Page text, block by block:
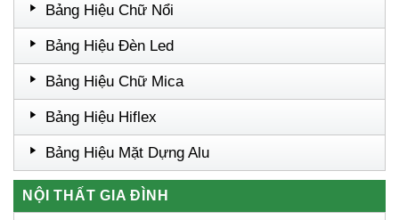
Bảng Hiệu Chữ Nổi
Bảng Hiệu Đèn Led
Bảng Hiệu Chữ Mica
Bảng Hiệu Hiflex
Bảng Hiệu Mặt Dựng Alu
NỘI THẤT GIA ĐÌNH